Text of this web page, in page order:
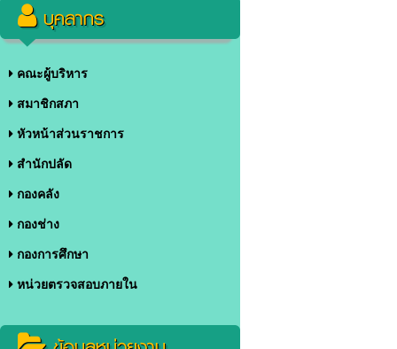
บุคลากร
คณะผู้บริหาร
สมาชิกสภา
หัวหน้าส่วนราชการ
สำนักปลัด
กองคลัง
กองช่าง
กองการศึกษา
หน่วยตรวจสอบภายใน